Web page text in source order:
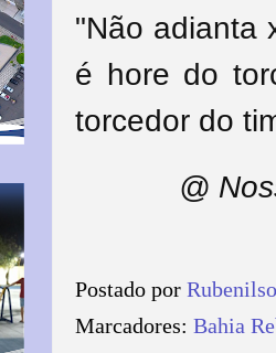
"Não adianta
é hore do
torcedor do
@
Postado por
Marcadores: Bahia